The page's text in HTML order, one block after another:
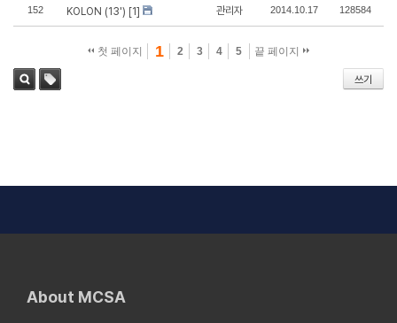
152 KOLON (13') [1] 관리자 2014.10.17 128584
첫 페이지 1 2 3 4 5 끝 페이지
쓰기
About MCSA